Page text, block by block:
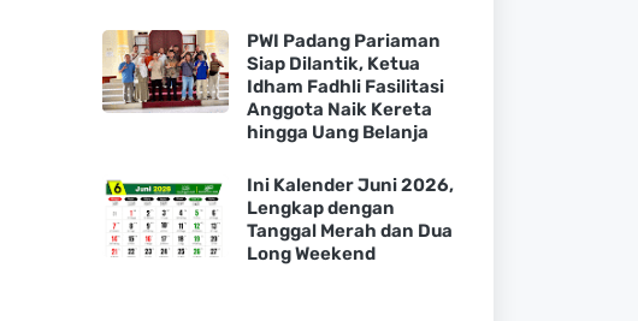
PWI Padang Pariaman
Siap Dilantik, Ketua
Idham Fadhli Fasilitasi
Anggota Naik Kereta
hingga Uang Belanja
Ini Kalender Juni 2026,
Lengkap dengan
Tanggal Merah dan Dua
Long Weekend